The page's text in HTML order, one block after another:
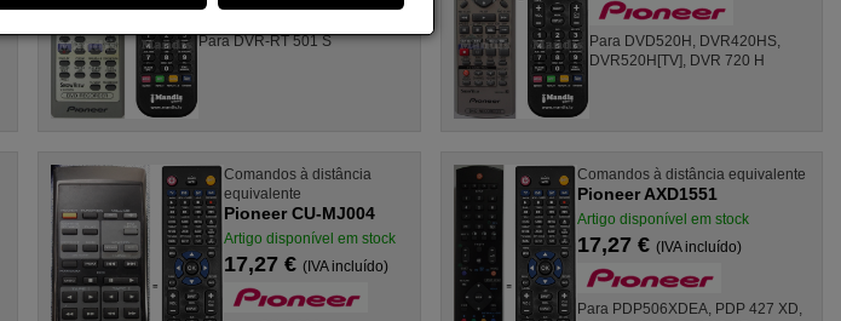
Para DVR-RT 501 S
Para DVD520H, DVR420HS,
DVR520H[TV], DVR 720 H
Comandos à distância
equivalente
Pioneer CU-MJ004
Artigo disponível em stock
17,27 €(IVA incluído)
Comandos à distância equivalente
Pioneer AXD1551
Artigo disponível em stock
17,27 €(IVA incluído)
Para PDP506XDEA, PDP 427 XD,